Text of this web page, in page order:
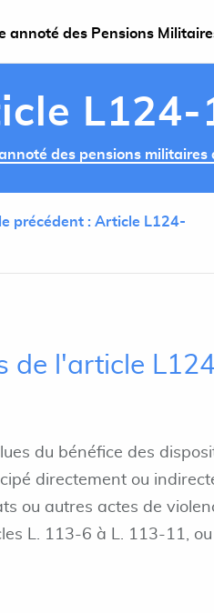
annoté des Pensions
L124-
des pensions
précédent : Article L124-
de l'article
du bénéfice des
directement ou
ou autres actes de
L. 113-6 à L. 113-11,